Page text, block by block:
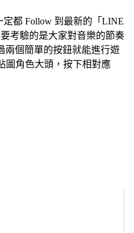
都 Follow 到最新的「LINE
考驗的是大家對音樂的節奏
兩個簡單的按鈕就能進行遊
圖角色大頭，按下相對應